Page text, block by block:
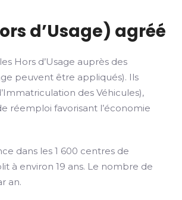
d’Usage) agréé
Hors d’Usage auprès des
peuvent être appliqués). Ils
des Véhicules),
réemploi favorisant l’économie
dans les 1 600 centres de
à environ 19 ans. Le nombre de
an.